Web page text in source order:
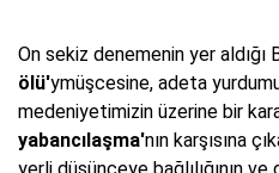
On sekiz denemenin yer aldığı
ölü'ymüşcesine, adeta
medeniyetimizin üzerine bir
yabancılaşma'nın karşısına